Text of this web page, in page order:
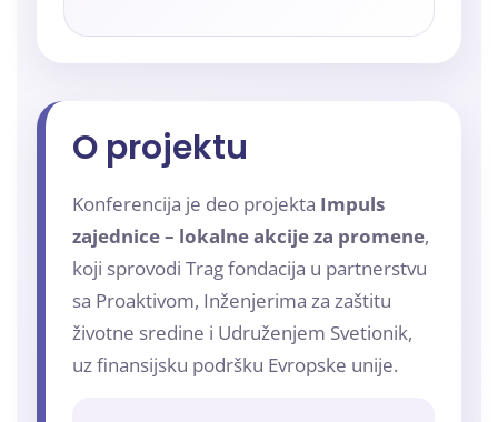
O projektu
Konferencija je deo projekta Impuls
zajednice – lokalne akcije za promene,
koji sprovodi Trag fondacija u partnerstvu
sa Proaktivom, Inženjerima za zaštitu
životne sredine i Udruženjem Svetionik,
uz finansijsku podršku Evropske unije.